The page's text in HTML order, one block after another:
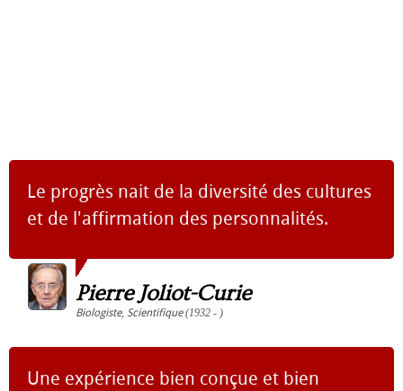
Le progrès nait de la diversité des cultures
et de l'affirmation des personnalités.
Pierre Joliot-Curie
Biologiste, Scientifique(1932 - )
Une expérience bien conçue et bien